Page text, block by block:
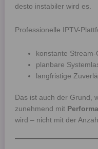
desto instabiler wird es.
Professionelle IPTV-
konstante Stream-
planbare
langfristige
Das ist auch der Grund,
zunehmend mit
wird – nicht mit der